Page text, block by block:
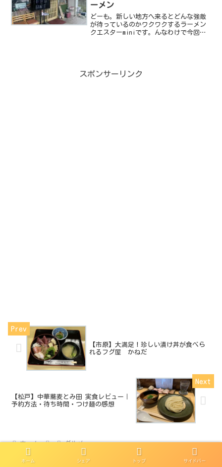
ーメン
どーも。新しい地方へ来るとどんな強敵
が待っているのかワクワクするラーメン
クエスターminiです。んなわけで今回は
スポンサーリンク
【市原】大満足！珍しい漬け丼が食べら
れるフグ屋 かねだ
【松戸】中華蕎麦とみ田 実食レビュー｜
予約方法・待ち時間・つけ麺の感想
ホーム グルメ
ホーム シェア トップ サイドバー